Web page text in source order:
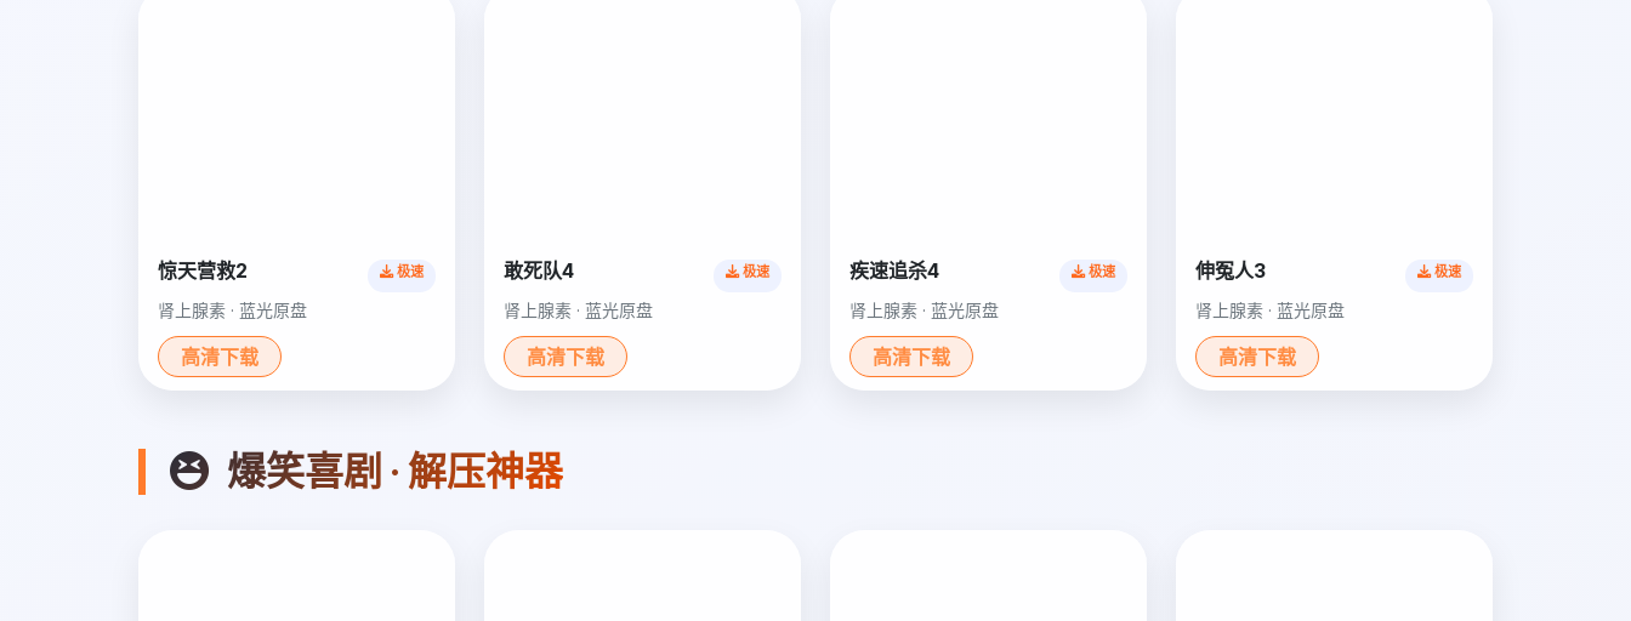
惊天营救2 极速
肾上腺素 · 蓝光原盘
高清下载
敢死队4 极速
肾上腺素 · 蓝光原盘
高清下载
疾速追杀4 极速
肾上腺素 · 蓝光原盘
高清下载
伸冤人3 极速
肾上腺素 · 蓝光原盘
高清下载
爆笑喜剧 · 解压神器